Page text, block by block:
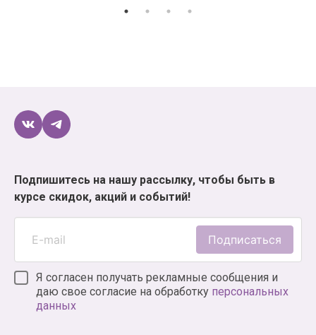
Подпишитесь на нашу рассылку, чтобы быть в
курсе скидок, акций и событий!
Подписаться
Я согласен получать рекламные сообщения и
даю свое согласие на обработку персональных
данных